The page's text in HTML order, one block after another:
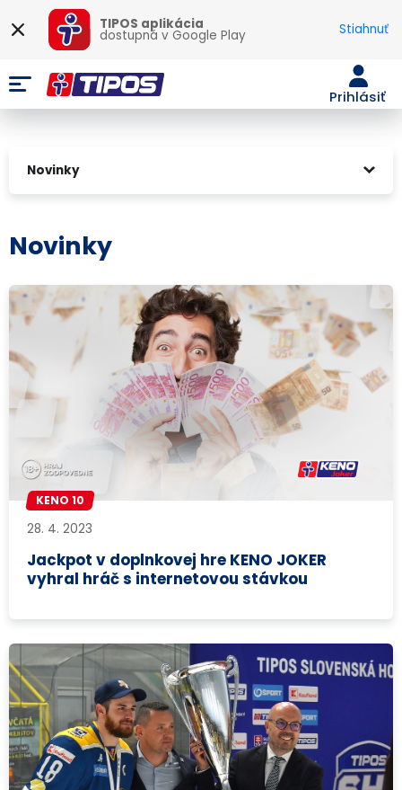
TIPOS aplikácia
dostupná vGoogle Play Stiahnuť
Prihlásiť
Novinky
Novinky
KENO 10
28. 4. 2023
Jackpot v doplnkovej hre KENO JOKER
vyhral hráč s internetovou stávkou